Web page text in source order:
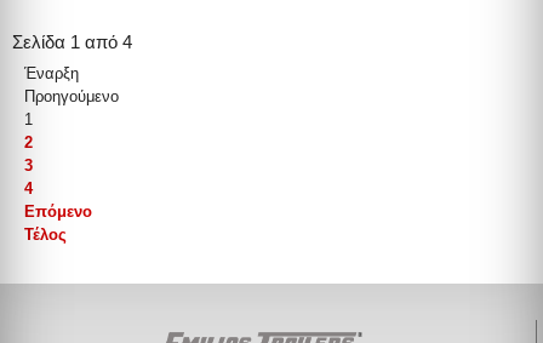
Σελίδα 1 από 4
Έναρξη
Προηγούμενο
1
2
3
4
Επόμενο
Τέλος